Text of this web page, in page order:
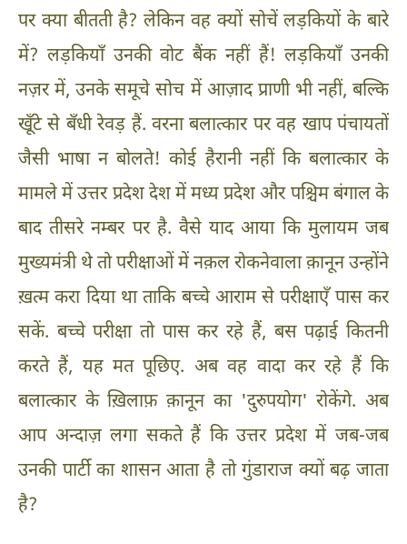
पर क्या बीतती है? लेकिन वह क्यों सोचें लड़कियों के बारे
में? लड़कियाँ उनकी वोट बैंक नहीं हैं! लड़कियाँ उनकी
नज़र में, उनके समूचे सोच में आज़ाद प्राणी भी नहीं, बल्कि
खूँटे से बँधी रेवड़ हैं. वरना बलात्कार पर वह खाप पंचायतों
जैसी भाषा न बोलते! कोई हैरानी नहीं कि बलात्कार के
मामले में उत्तर प्रदेश देश में मध्य प्रदेश और पश्चिम बंगाल के
बाद तीसरे नम्बर पर है. वैसे याद आया कि मुलायम जब
मुख्यमंत्री थे तो परीक्षाओं में नक़ल रोकनेवाला क़ानून उन्होंने
ख़त्म करा दिया था ताकि बच्चे आराम से परीक्षाएँ पास कर
सकें. बच्चे परीक्षा तो पास कर रहे हैं, बस पढ़ाई कितनी
करते हैं, यह मत पूछिए. अब वह वादा कर रहे हैं कि
बलात्कार के ख़िलाफ़ क़ानून का 'दुरुपयोग' रोकेंगे. अब
आप अन्दाज़ लगा सकते हैं कि उत्तर प्रदेश में जब-जब
उनकी पार्टी का शासन आता है तो गुंडाराज क्यों बढ़ जाता
है?